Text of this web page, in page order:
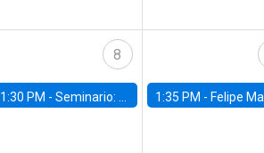
8
1:30 PM -Seminario: “Recuperando la humanidad para progresar en la era de la IA» 1:35 PM - Felipe Martínez, alumno Doctorado en